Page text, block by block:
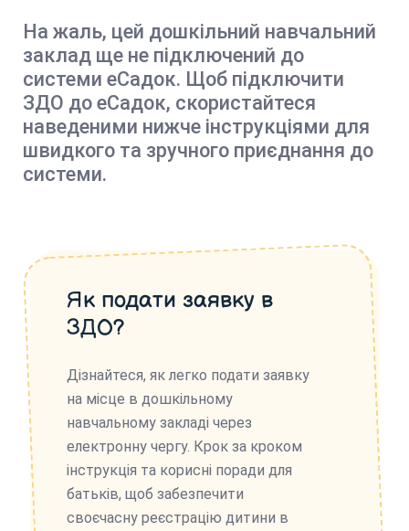
На жаль, цей дошкільний навчальний
заклад ще не підключений до
системи еСадок. Щоб підключити
ЗДО до еСадок, скористайтеся
наведеними нижче інструкціями для
швидкого та зручного приєднання до
системи.
Як подати заявку в
ЗДО?
Дізнайтеся, як легко подати заявку
на місце в дошкільному
навчальному закладі через
електронну чергу. Крок за кроком
інструкція та корисні поради для
батьків, щоб забезпечити
своєчасну реєстрацію дитини в